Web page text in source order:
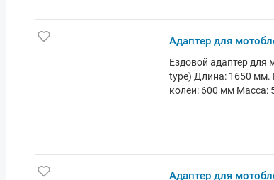
мотоблоку
сцепки! Особенности
покраска; Ширина
Регулируемая
мотоблоку:
Адаптер для
Ездовой адаптер для
type) Длина: 1650
колеи: 600 мм Масса:
Адаптер для